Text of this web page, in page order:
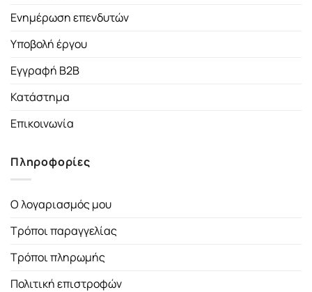
Ενημέρωση επενδυτών
Υποβολή έργου
Εγγραφή B2B
Κατάστημα
Επικοινωνία
Πληροφορίες
Ο λογαριασμός μου
Τρόποι παραγγελίας
Τρόποι πληρωμής
Πολιτική επιστροφών